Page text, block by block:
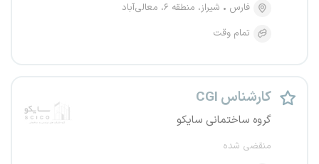
فارس
شیراز، منطقه ۶، معالی‌آباد
تمام وقت
کارشناس CGI
گروه ساختمانی سایکو
منقضی شده